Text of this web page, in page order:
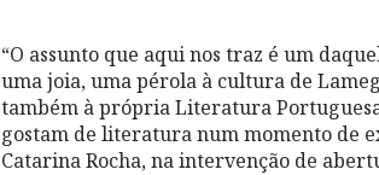
“O assunto que aqui nos traz é um
uma joia, uma pérola à cultura de
também à própria Literatura
gostam de literatura num momento de
Catarina Rocha, na intervenção de